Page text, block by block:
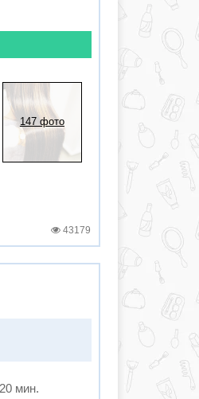
147 фото
43179
мин.